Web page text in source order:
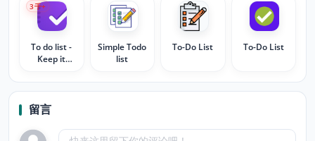
To do list -
Keep it
3千+
Simple Todo
list
To-Do List To-Do List
留言